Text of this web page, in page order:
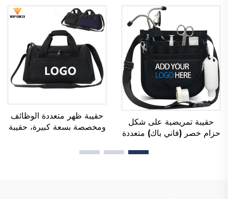
أثناء التدريب، وملابس رياضية
مخصصة لكرة القدم، وزي
فريق كرة القدم
والسفر، وحقائب يد ناعمة
للسيدات العاملات في
المكاتب، ومقاومة للماء،
مصنوعة من البوليستر
حقيبة تمريضية على شكل
حزام خصر (فاني باك) متعددة
يحتوي على أقسام متعددة،
حقيبة ظهر متعددة الوظائف
ومخصصة بسعة كبيرة، حقيبة
والنساء، مقاومة للماء، تحتوي